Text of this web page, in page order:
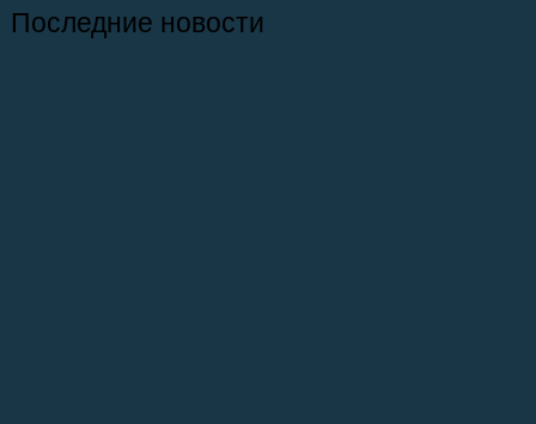
Последние новости